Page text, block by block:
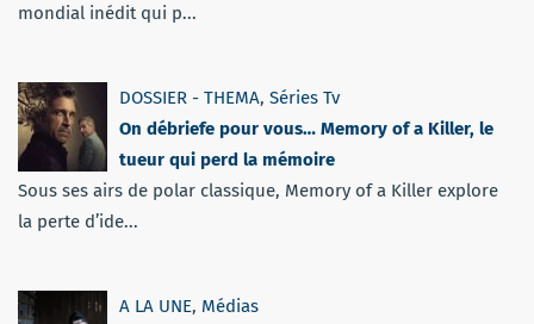
mondial inédit qui p...
DOSSIER - THEMA, Séries Tv
On débriefe pour vous… Memory of a Killer, le
tueur qui perd la mémoire
Sous ses airs de polar classique, Memory of a Killer explore
la perte d’ide...
A LA UNE, Médias